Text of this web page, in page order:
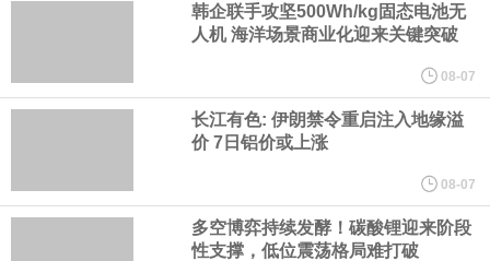
所做的工作“非常满意”。特朗普在社交媒体上发帖称，一些媒体有关
他与赫格塞思就弹药短缺问题发生冲突的报道是“完全没有根据的谣
言”，他对赫格塞思所做的工作“非常满意”。
据报道，威刚近日在法说会上表示，在需求增加、价格走高及货源
韩企联手攻坚500Wh/kg固态电池无
人机 海洋场景商业化迎来关键突破
08-07
长江有色: 伊朗禁令重启注入地缘溢
价 7日铝价或上涨
08-07
多空博弈持续发酵！碳酸锂迎来阶段
性支撑，低位震荡格局难打破